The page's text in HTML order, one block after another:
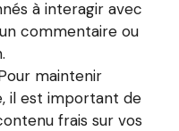
à interagir avec
commentaire ou
maintenir
il est important de
frais sur vos